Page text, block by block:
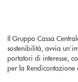
Il Gruppo Cassa
sostenibilità, avvia
portatori di interesse,
per la